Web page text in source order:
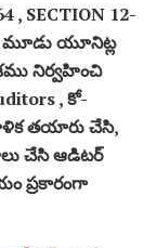
, SECTION 12-
మూడు యూనిట్ల
నిర్వహించి
, కో-
తయారు చేసి,
చేసి ఆడిటర్
ప్రకారంగా